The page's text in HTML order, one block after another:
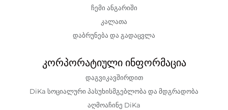
ჩემი ანგარიში
კალათა
დაბრუნება და გადაცვლა
კორპორატიული ინფორმაცია
დაგვიკავშირდით
DiKa სოციალური პასუხისმგებლობა და მდგრადობა
აღმოაჩინე DiKa